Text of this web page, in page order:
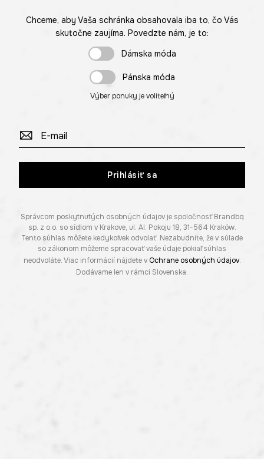
Chceme, aby Vaša schránka obsahovala iba to, čo Vás
skutočne zaujíma. Povedzte nám, je to:
Dámska móda
Pánska móda
Výber ponuky je voliteľný
Prihlásiť sa
Správcom poskytnutých osobných údajov je spoločnosť Brandbq
sp. z o.o. so sídlom v Krakove, ul. Al. Pokoju 18, 31-564 Kraków.
Tento súhlas môžete kedykoľvek odvolať. Nezabudnite, že v súlade
so zákonom môžeme spracovať vaše údaje pokiaľ súhlas
neodvoláte. Viac informácií nájdete v Ochrane osobných údajov.
Dodávame len v rámci Slovenska.